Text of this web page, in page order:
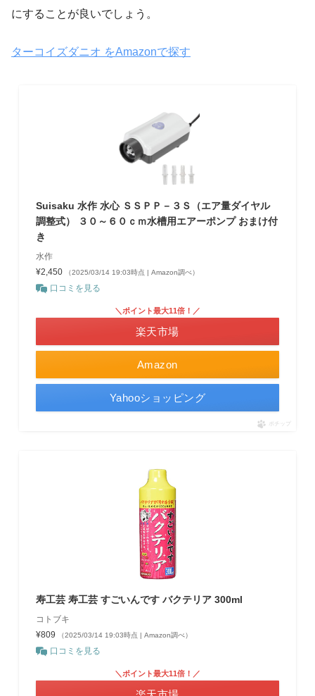
にすることが良いでしょう。
ターコイズダニオ をAmazonで探す
Suisaku 水作 水心 ＳＳＰＰ－３Ｓ（エア量ダイヤル
調整式） ３０～６０ｃｍ水槽用エアーポンプ おまけ付
き
水作
¥2,450
（2025/03/14 19:03時点 | Amazon調べ）
口コミを見る
Amazon
＼ポイント最大11倍！／
楽天市場
Yahooショッピング
ポチップ
寿工芸 寿工芸 すごいんです バクテリア 300ml
コトブキ
¥809
（2025/03/14 19:03時点 | Amazon調べ）
口コミを見る
＼ポイント最大11倍！／